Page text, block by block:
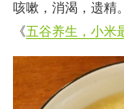
咳嗽，消渴，遗精。
《五谷养生，小米